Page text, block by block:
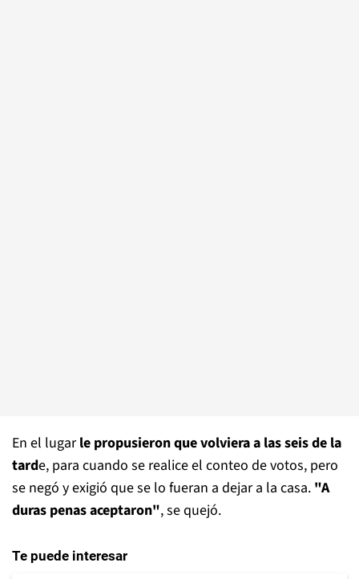
En el lugarle propusieron que volviera a las seis de la
tarde, para cuando se realice el conteo de votos, pero
se negó y exigió que se lo fueran a dejar a la casa. "A
duras penas aceptaron", se quejó.
Te puede interesar